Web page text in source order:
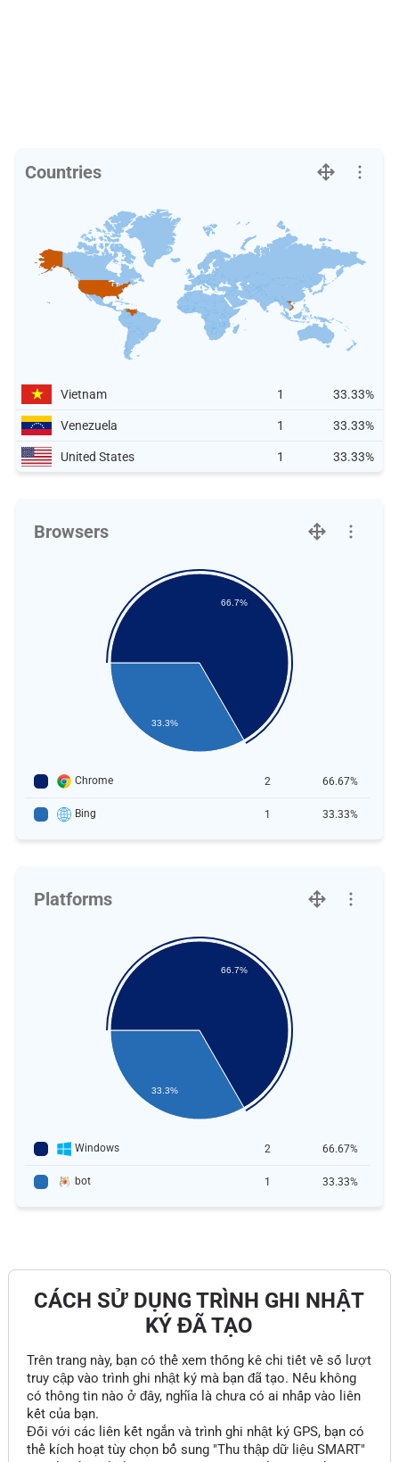
Countries
Vietnam 1 33.33%
Venezuela 1 33.33%
United States 1 33.33%
Browsers
33.3%
66.7%
Chrome 2 66.67%
Bing 1 33.33%
Platforms
33.3%
66.7%
Windows 2 66.67%
bot 1 33.33%
CÁCH SỬ DỤNG TRÌNH GHI NHẬT
KÝ ĐÃ TẠO
Trên trang này, bạn có thể xem thống kê chi tiết về số lượt
truy cập vào trình ghi nhật ký mà bạn đã tạo. Nếu không
có thông tin nào ở đây, nghĩa là chưa có ai nhấp vào liên
kết của bạn.
Đối với các liên kết ngắn và trình ghi nhật ký GPS, bạn có
thể kích hoạt tùy chọn bổ sung "Thu thập dữ liệu SMART"